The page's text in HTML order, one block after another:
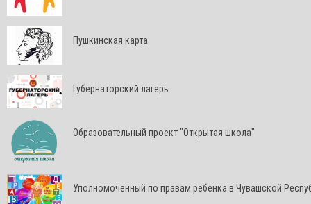
Пушкинская карта
Губернаторский лагерь
Образовательный проект "Открытая школа"
Уполномоченный по правам ребенка в Чувашской